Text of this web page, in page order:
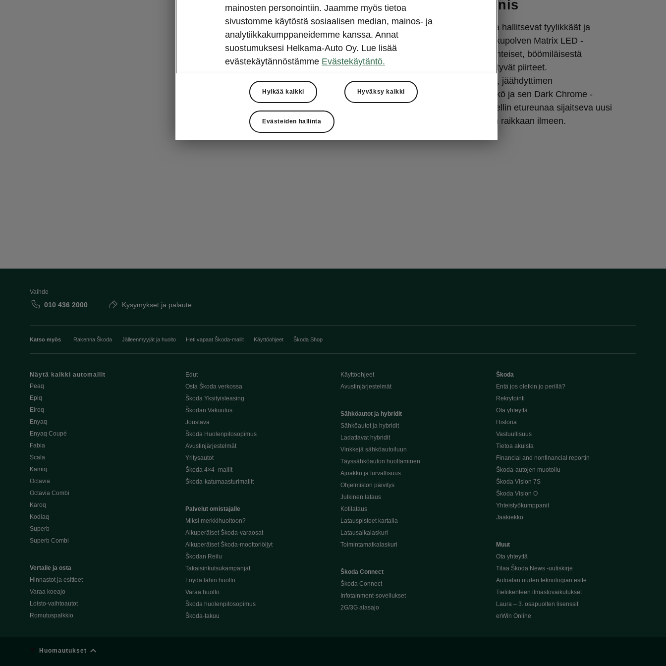
Ihastuttavan kaunis
Superbin kaunista muotoilua hallitsevat tyylikkäät ja
selkeät linjat sekä toisen sukupolven Matrix LED -
ajovalot, joissa näkyvät perinteiset, böömiläisestä
kristallinhiontataidosta periytyvät piirteet.
Vahvamuotoinen etupuskuri, jäähdyttimen
kahdeksankulmainen säleikkö ja sen Dark Chrome -
kehys, sekä keskellä konepellin etureunaa sijaitseva uusi
Škoda-logo luovat Superbiin raikkaan ilmeen.
Vaihde
010 436 2000 Kysymykset ja palaute
Katso myös Rakenna Škoda Jälleenmyyjät ja huolto Heti vapaat Škoda-mallit Käyttöohjeet Škoda Shop
Näytä kaikki automallit
Peaq
Epiq
Elroq
Enyaq
Enyaq Coupé
Fabia
Scala
Kamiq
Octavia
Octavia Combi
Karoq
Kodiaq
Superb
Superb Combi
Vertaile ja osta
Hinnastot ja esitteet
Varaa koeajo
Loisto-vaihtoautot
Romutuspalkkio
Edut
Osta Škoda verkossa
Škoda Yksityisleasing
Škodan Vakuutus
Joustava
Škoda Huolenpitosopimus
Avustinjärjestelmät
Yritysautot
Škoda 4×4 -mallit
Škoda-katumaasturimallit
Palvelut omistajalle
Miksi merkkihuoltoon?
Alkuperäiset Škoda-varaosat
Alkuperäiset Škoda-moottoriöljyt
Škodan Reilu
Takaisinkutsukampanjat
Löydä lähin huolto
Varaa huolto
Škoda huolenpitosopimus
Škoda-takuu
Käyttöohjeet
Avustinjärjestelmät
Sähköautot ja hybridit
Sähköautot ja hybridit
Ladattavat hybridit
Vinkkejä sähköautoiluun
Täyssähköauton huoltaminen
Ajoakku ja turvallisuus
Ohjelmiston päivitys
Julkinen lataus
Kotilataus
Latauspisteet kartalla
Latausaikalaskuri
Toimintamatkalaskuri
Škoda Connect
Škoda Connect
Infotainment-sovellukset
2G/3G alasajo
Škoda
Entä jos oletkin jo perillä?
Rekrytointi
Ota yhteyttä
Historia
Vastuullisuus
Tietoa akuista
Financial and nonfinancial reportin
Škoda-autojen muotoilu
Škoda Vision 7S
Škoda Vision O
Yhteistyökumppanit
Jääkiekko
Muut
Ota yhteyttä
Tilaa Škoda News -uutiskirje
Autoalan uuden teknologian esite
Tieliikenteen ilmastovaikutukset
Laura – 3. osapuolten lisenssit
erWin Online
Huomautukset
mainosten personointiin. Jaamme myös tietoa
sivustomme käytöstä sosiaalisen median, mainos- ja
analytiikkakumppaneidemme kanssa. Annat
suostumuksesi Helkama-Auto Oy. Lue lisää
evästekäytännöstämme Evästekäytäntö.
Hylkää kaikki Hyväksy kaikki
Evästeiden hallinta